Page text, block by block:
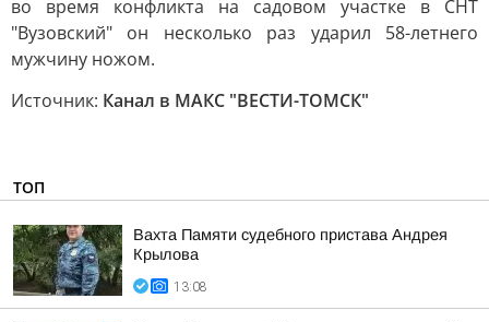
во время конфликта на садовом участке в СНТ
"Вузовский" он несколько раз ударил 58-летнего
мужчину ножом.
Источник: Канал в МАКС "ВЕСТИ-ТОМСК"
ТОП
Вахта Памяти судебного пристава Андрея
Крылова
13:08